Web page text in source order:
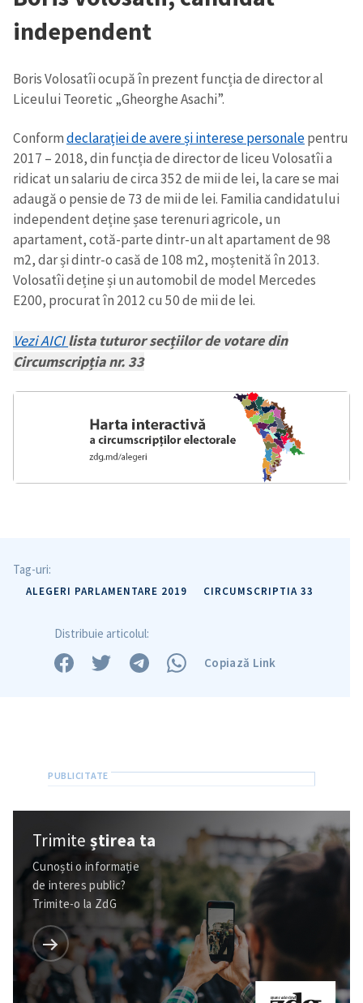
independent
Boris Volosatîi ocupă în prezent funcția de director al
Liceului Teoretic „Gheorghe Asachi”.
Conformdeclarației de avere și interese personalepentru
2017 – 2018, din funcția de director de liceu Volosatîi a
ridicat un salariu de circa 352 de mii de lei, la care se mai
adaugă o pensie de 73 de mii de lei. Familia candidatului
independent deține șase terenuri agricole, un
apartament, cotă-parte dintr-un alt apartament de 98
m2, dar și dintr-o casă de 108 m2, moștenită în 2013.
Volosatîi deține și un automobil de model Mercedes
E200, procurat în 2012 cu 50 de mii de lei.
Vezi AICIlista tuturor secțiilor de votare din
Circumscripția nr. 33
Tag-uri:
ALEGERI PARLAMENTARE 2019 CIRCUMSCRIPTIA 33
Distribuie articolul:
Copiază Link
Trimiteștirea ta
Cunoști o informație
de interes public?
Trimite-o la ZdG